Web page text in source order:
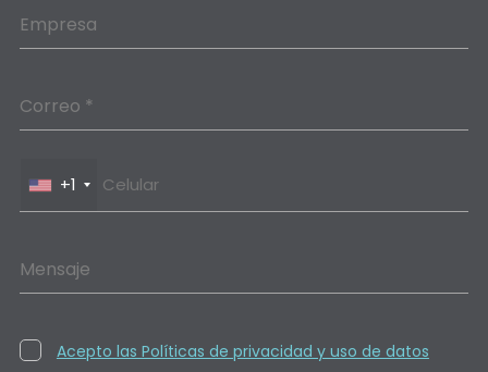
Empresa
Correo *
+1
Mensaje
Acepto las Políticas de privacidad y uso de datos